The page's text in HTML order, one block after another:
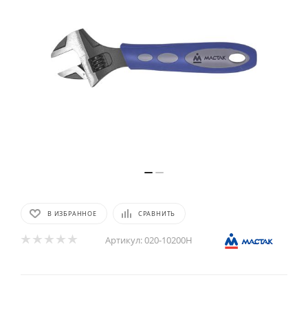
В ИЗБРАННОЕ СРАВНИТЬ
Артикул:020-10200H